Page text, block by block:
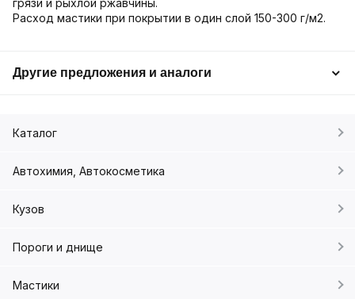
Расход мастики при покрытии в один слой 150-300 г/м2.
Другие предложения и аналоги
Каталог
Автохимия, Автокосметика
Кузов
Пороги и днище
Мастики